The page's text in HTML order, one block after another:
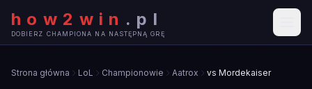
how2win . pl
DOBIERZ CHAMPIONA NA NASTĘPNĄ GRĘ
Strona główna LoL Championowie Aatrox vs Mordekaiser